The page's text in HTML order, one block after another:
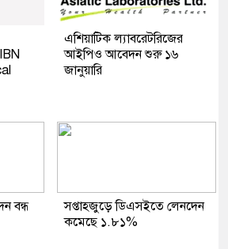
এশিয়াটিক ল্যাবরেটরিজের
আইপিও আবেদন শুরু ১৬
জানুয়ারি
বন্ধ
সপ্তাহজুড়ে ডিএসইতে লেনদেন
কমেছে ১.৮১%